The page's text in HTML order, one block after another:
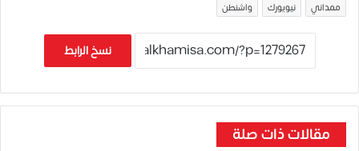
ممداني
نيويورك واشنطن
نسخ الرابط
مقالات ذات صلة